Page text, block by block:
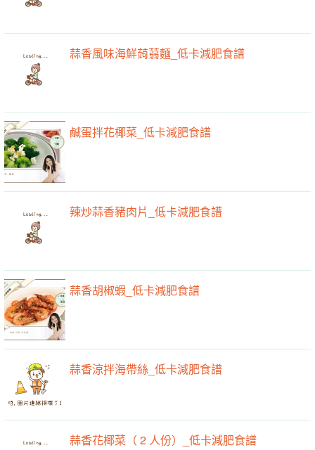
蒜香風味海鮮蒟蒻麵_低卡減肥食譜
鹹蛋拌花椰菜_低卡減肥食譜
辣炒蒜香豬肉片_低卡減肥食譜
蒜香胡椒蝦_低卡減肥食譜
蒜香涼拌海帶絲_低卡減肥食譜
蒜香花椰菜（ 2 人份）_低卡減肥食譜